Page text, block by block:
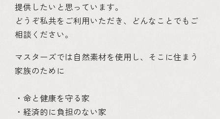
提供したいと思っています。
どうぞ私共をご利用いただき、どんなことでもご
相談ください。
マスターズでは自然素材を使用し、そこに住まう
家族のために
・命と健康を守る家
・経済的に負担のない家